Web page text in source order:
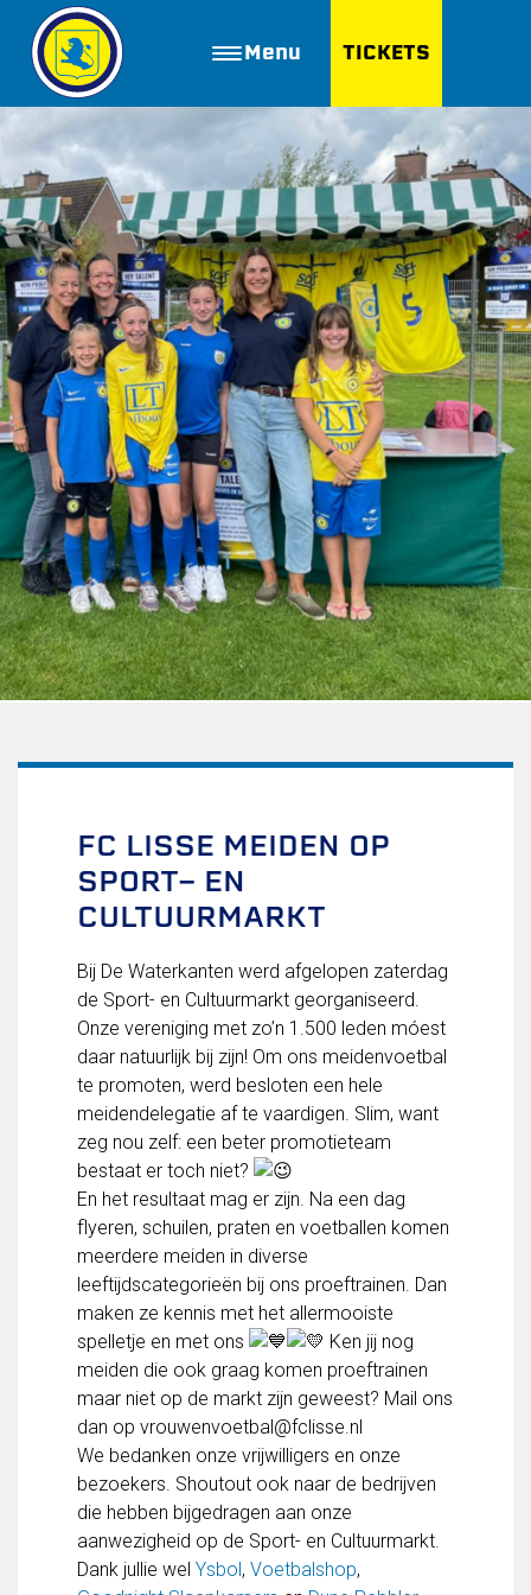
Menu TICKETS
ZOEKEN
Golfbaan Ter Specke
Webshop
Nieuws
Vacatures
Join FC Lisse
Aanmelden voor proeftraining
Lid worden van FC Lisse
Word vrijwilliger
De Club van 100
Uitschrijven
Over FC Lisse
Organisatie
Informatie voor de Pers
Onze historie
Fysiotherapie voor leden
Kledingplan
Merchandise
Contributie
Gevonden voorwerpen
Verenigingsdocumenten
Teams
FC Lisse 1
FC Lisse 2
Toegangs- en seizoenskaarten
Heren- en jongensvoetbal
Vrouwen 1
Vrouwen- en meidenvoetbal
7 tegen 7 Voetbal (35+)
Zaalvoetbal
Walking Football
Uitslagen
Programma
Onze opleiding
Jeugdopleiding FC Lisse
Profiel Jeugdtrainers
Opleidingsteams
Beleidsplan Jeugd
Keepersopleiding
FC LISSE MEIDEN OP
SPORT- EN
CULTUURMARKT
Bij De Waterkanten werd afgelopen zaterdag
de Sport- en Cultuurmarkt georganiseerd.
Onze vereniging met zo’n 1.500 leden móest
daar natuurlijk bij zijn! Om ons meidenvoetbal
te promoten, werd besloten een hele
meidendelegatie af te vaardigen. Slim, want
zeg nou zelf: een beter promotieteam
bestaat er toch niet?
En het resultaat mag er zijn. Na een dag
flyeren, schuilen, praten en voetballen komen
meerdere meiden in diverse
leeftijdscategorieën bij ons proeftrainen. Dan
maken ze kennis met het allermooiste
spelletje en met ons
Ken jij nog
meiden die ook graag komen proeftrainen
maar niet op de markt zijn geweest? Mail ons
dan op vrouwenvoetbal@fclisse.nl
We bedanken onze vrijwilligers en onze
bezoekers. Shoutout ook naar de bedrijven
die hebben bijgedragen aan onze
aanwezigheid op de Sport- en Cultuurmarkt.
Dank jullie wel Ysbol, Voetbalshop,